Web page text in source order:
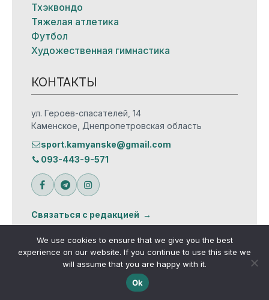
Тхэквондо
Тяжелая атлетика
Футбол
Художественная гимнастика
КОНТАКТЫ
ул. Героев-спасателей, 14
Каменское, Днепропетровская область
sport.kamyanske@gmail.com
093-443-9-571
Связаться с редакцией
© Все права защищены
We use cookies to ensure that we give you the best
experience on our website. If you continue to use this site we
will assume that you are happy with it.
Ok